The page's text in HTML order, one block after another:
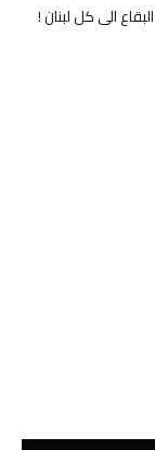
الى كل لبنان !